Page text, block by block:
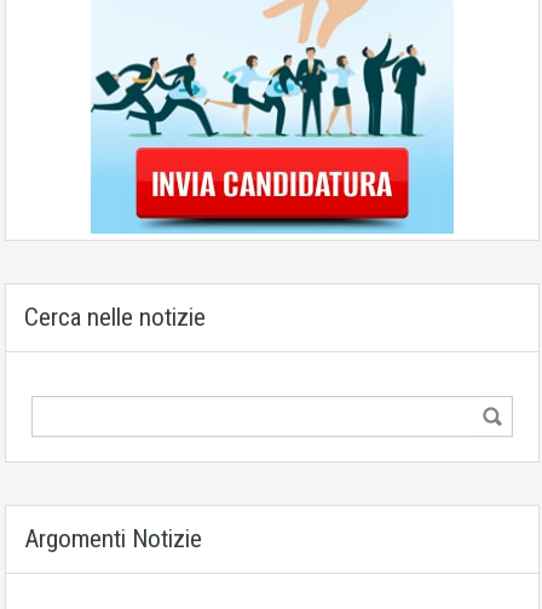
Cerca nelle notizie
Argomenti Notizie